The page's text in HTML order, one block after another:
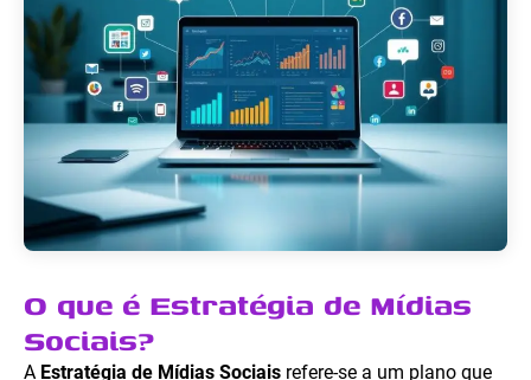
O que é Estratégia de Mídias
Sociais?
A Estratégia de Mídias Sociais refere-se a um plano que